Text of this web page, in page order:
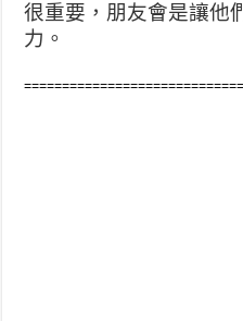
很重要，朋友會是讓他
力。